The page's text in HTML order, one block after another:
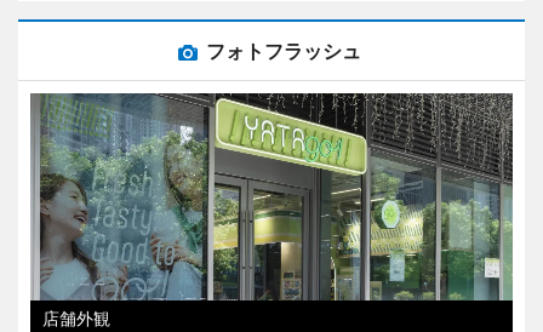
フォトフラッシュ
店舗外観